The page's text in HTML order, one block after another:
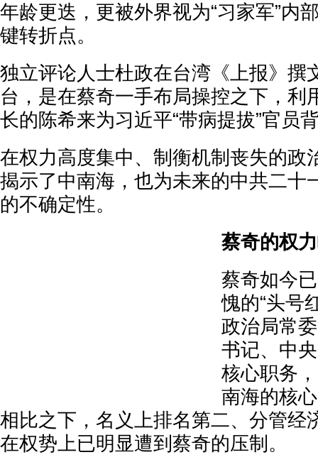
年龄更迭，更被外界视为“习家军”内
键转折点。
独立评论人士杜政在台湾《上报》撰
台，是在蔡奇一手布局操控之下，利
长的陈希来为习近平“带病提拔”官员
在权力高度集中、制衡机制丧失的政
揭示了中南海，也为未来的中共二十
的不确定性。
蔡奇的权
蔡奇如今
愧的“头号
政治局常
书记、中
核心职务
南海的核
相比之下，名义上排名第二、分管经
在权势上已明显遭到蔡奇的压制。